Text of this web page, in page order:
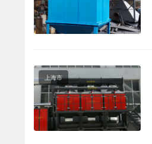
上海市